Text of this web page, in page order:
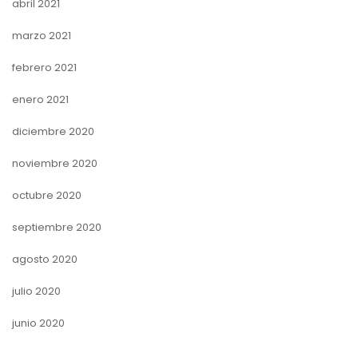
abril 2021
marzo 2021
febrero 2021
enero 2021
diciembre 2020
noviembre 2020
octubre 2020
septiembre 2020
agosto 2020
julio 2020
junio 2020